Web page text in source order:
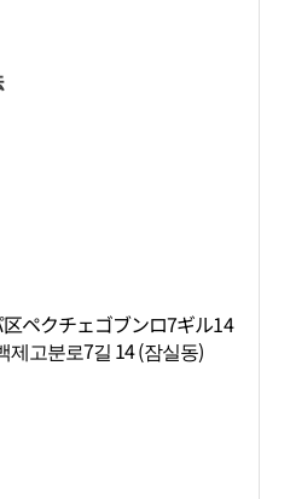
ペクチェゴブンロ7ギル14
제고분로7길 14 (잠실동)